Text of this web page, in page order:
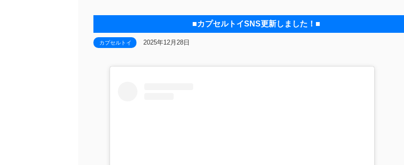
■カプセルトイSNS更新しました！■
カプセルトイ 2025年12月28日